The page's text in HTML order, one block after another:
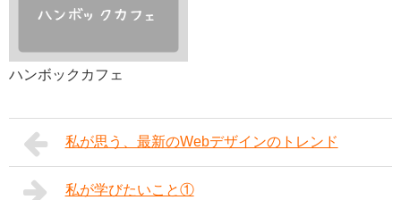
ハンボックカフェ
私が思う、最新のWebデザインのトレンド
私が学びたいこと①